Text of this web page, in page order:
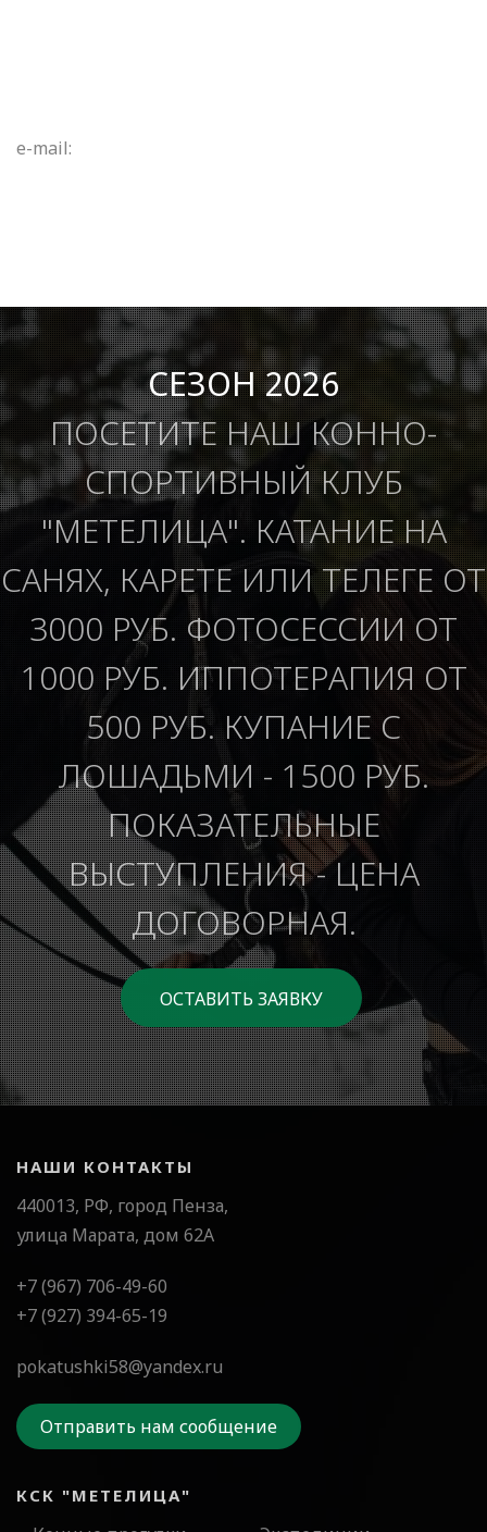
e-mail:
СЕЗОН 2026
ПОСЕТИТЕ НАШ КОННО-
СПОРТИВНЫЙ КЛУБ
"МЕТЕЛИЦА". КАТАНИЕ НА
САНЯХ, КАРЕТЕ ИЛИ ТЕЛЕГЕ ОТ
3000 РУБ. ФОТОСЕССИИ ОТ
1000 РУБ. ИППОТЕРАПИЯ ОТ
500 РУБ. КУПАНИЕ С
ЛОШАДЬМИ - 1500 РУБ.
ПОКАЗАТЕЛЬНЫЕ
ВЫСТУПЛЕНИЯ - ЦЕНА
ДОГОВОРНАЯ.
ОСТАВИТЬ ЗАЯВКУ
НАШИ КОНТАКТЫ
440013, РФ, город Пенза,
улица Марата, дом 62А
+7 (967) 706-49-60
+7 (927) 394-65-19
pokatushki58@yandex.ru
Отправить нам сообщение
КСК "МЕТЕЛИЦА"